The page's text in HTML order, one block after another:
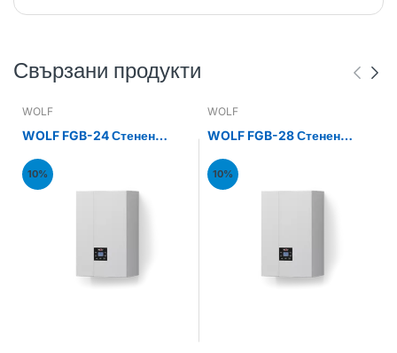
Свързани продукти
WOLF
WOLF FGB-24 Стенен
24kW
10%
WOLF
WOLF FGB-28 Стенен
28kW
10%